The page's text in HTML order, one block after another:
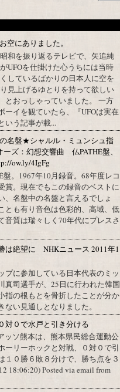
空にありました。
和を振り返るテレビで、矢追純
UFOを仕掛けた心うちには当時
しているばかりの日本人に空を
見上げるゆとりを持って欲しい
とおっしゃっていました。 一方
ーイを観ていたら、『UFOは実在
いう記事が載...
名盤★シャルル・ミュンシュ指
ズ：幻想交響曲 仏PATHÉ盤、
ow.ly/4IgFg
盤。1967年10月録音。68年度レコ
賞。現在でもこの録音のベストに
、名盤中の名盤と言えるでしょ
とも有り音色は色彩的、高域、低
音質は瑞々しく70年代にプレスさ
は絶望に NHKニュース 2011年1
プに参加している日本代表のミッ
真司選手が、25日に行われた韓国
指の根もとを骨折したことが分か
ない見通しとなりました。
対０で水戸と引き分ける
ソ熊本は、熊本県民総合運動公
ーリーホックと対戦、０対０で引
１０勝６敗８分けで、勝ち点を３
18:06:20) Posted via email from